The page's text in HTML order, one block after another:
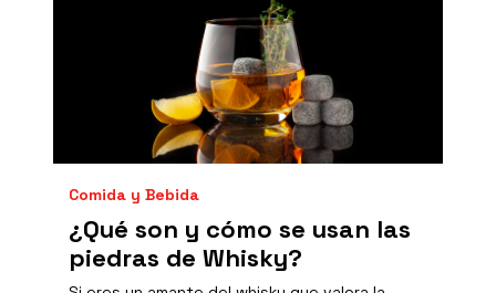
Comida y Bebida
¿Qué son y cómo se usan las
piedras de Whisky?